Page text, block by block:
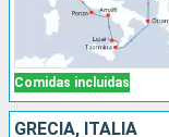
Comidas incluidas
GRECIA, ITALIA